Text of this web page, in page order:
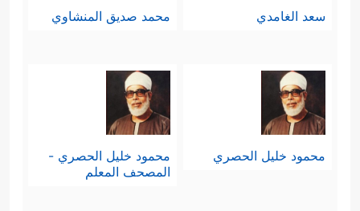
سعد الغامدي محمد صديق المنشاوي
محمود خليل الحصري
محمود خليل الحصري -
المصحف المعلم